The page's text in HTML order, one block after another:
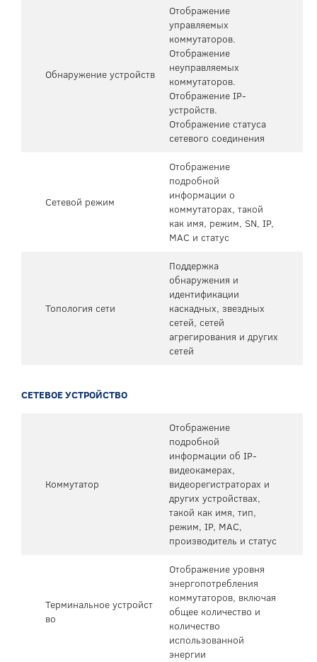
Обнаружение устройств
Отображение
управляемых
коммутаторов.
Отображение
неуправляемых
коммутаторов.
Отображение IP-
устройств.
Отображение статуса
сетевого соединения
Сетевой режим
Отображение
подробной
информации о
коммутаторах, такой
как имя, режим, SN, IP,
MAC и статус
Топология сети
Поддержка
обнаружения и
идентификации
каскадных, звездных
сетей, сетей
агрегирования и других
сетей
СЕТЕВОЕ УСТРОЙСТВО
Коммутатор
Отображение
подробной
информации об IP-
видеокамерах,
видеорегистраторах и
других устройствах,
такой как имя, тип,
режим, IP, MAC,
производитель и статус
Терминальное устройст
во
Отображение уровня
энергопотребления
коммутаторов, включая
общее количество и
количество
использованной
энергии